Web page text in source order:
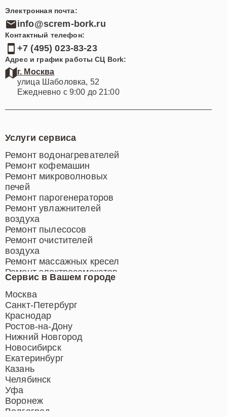
Электронная почта:
info@screm-bork.ru
Контактный телефон:
+7 (495) 023-83-23
Адрес и график работы СЦ Bork:
г. Москва
улица Шаболовка, 52
Ежедневно с 9:00 до 21:00
Сервис в Вашем городе
Москва
Санкт-Петербург
Краснодар
Ростов-на-Дону
Нижний Новгород
Новосибирск
Екатеринбург
Казань
Челябинск
Уфа
Воронеж
Волгоград
Услуги сервиса
Ремонт водонагревателей
Ремонт кофемашин
Ремонт микроволновых
печей
Ремонт парогенераторов
Ремонт увлажнителей
воздуха
Ремонт пылесосов
Ремонт очистителей
воздуха
Ремонт массажных кресел
Ремонт электросамокатов
Ремонт индукционных плит
Ремонт роботов-пылесосов
Ремонт гладильных систем
Ремонт отпаривателей
Ремонт вертикальных
пылесосов